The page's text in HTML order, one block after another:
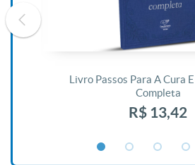
Livro Passos Para A Cura
Completa
R$ 13,42